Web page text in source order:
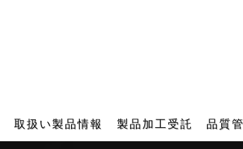
取扱い製品情報 製品加工受託 品質